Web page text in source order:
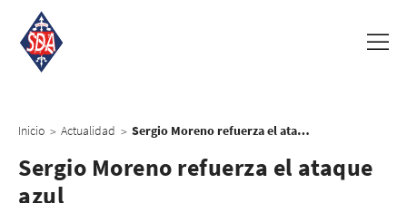
Inicio > Actualidad > Sergio Moreno refuerza el ataque azul
Sergio Moreno refuerza el ataque
azul